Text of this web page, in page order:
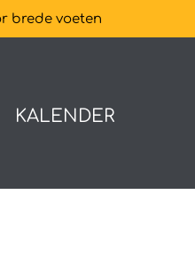
brede voeten
KALENDER